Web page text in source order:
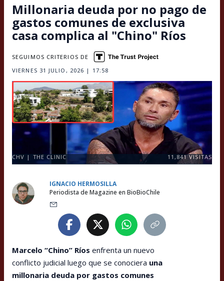
Millonaria deuda por no pago de
gastos comunes de exclusiva
casa complica al "Chino" Ríos
VIERNES 31 JULIO, 2026 | 17:58
SEGUIMOS CRITERIOS DE
CHV | THE CLINIC 11,841VISITAS
IGNACIO HERMOSILLA
Periodista de Magazine en BioBioChile
Marcelo “Chino” Ríos enfrenta un nuevo
conflicto judicial luego que se conociera una
millonaria deuda por gastos comunes